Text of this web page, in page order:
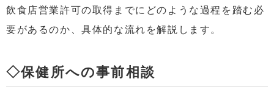
飲食店営業許可の取得までにどのような過程を踏む必
要があるのか、具体的な流れを解説します。
◇保健所への事前相談